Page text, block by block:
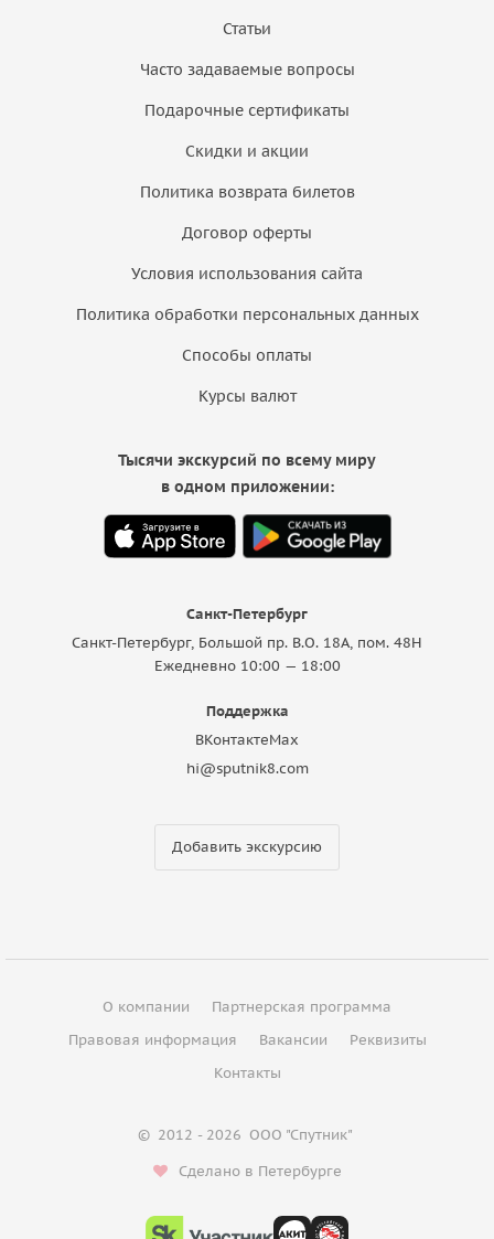
Статьи
Часто задаваемые вопросы
Подарочные сертификаты
Скидки и акции
Политика возврата билетов
Договор оферты
Условия использования сайта
Политика обработки персональных данных
Способы оплаты
Курсы валют
Санкт-Петербург
Санкт-Петербург, Большой пр. В.О. 18A, пом. 48Н
Ежедневно 10:00 — 18:00
Поддержка
ВКонтактеMax
hi@sputnik8.com
Добавить экскурсию
Тысячи экскурсий по всему миру
в одном приложении:
О компании
Партнерская программа
Правовая информация
Вакансии
Реквизиты
Контакты
© 2012 - 2026 ООО "Спутник"
Сделано в Петербурге